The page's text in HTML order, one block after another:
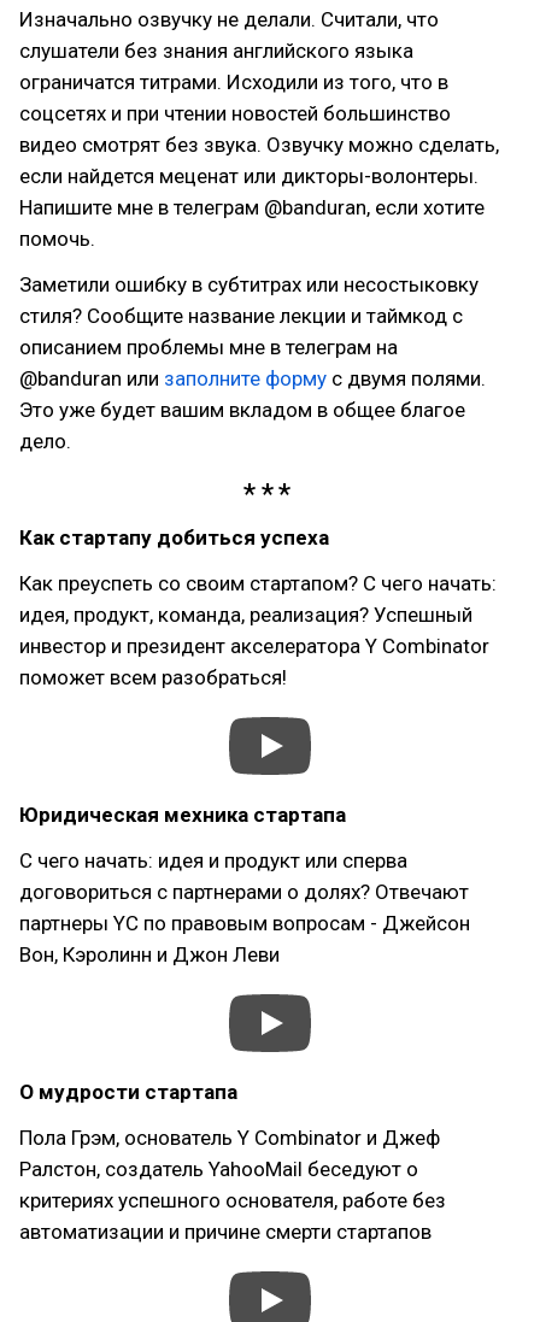
Изначально озвучку не делали. Считали, что
слушатели без знания английского языка
ограничатся титрами. Исходили из того, что в
соцсетях и при чтении новостей большинство
видео смотрят без звука. Озвучку можно сделать,
если найдется меценат или дикторы-волонтеры.
Напишите мне в телеграм @banduran, если хотите
помочь.
Заметили ошибку в субтитрах или несостыковку
стиля? Сообщите название лекции и таймкод с
описанием проблемы мне в телеграм на
@banduran или заполните форму с двумя полями.
Это уже будет вашим вкладом в общее благое
дело.
Как стартапу добиться успеха
Как преуспеть со своим стартапом? С чего начать:
идея, продукт, команда, реализация? Успешный
инвестор и президент акселератора Y Combinator
поможет всем разобраться!
Юридическая мехника стартапа
С чего начать: идея и продукт или сперва
договориться с партнерами о долях? Отвечают
партнеры YC по правовым вопросам - Джейсон
Вон, Кэролинн и Джон Леви
О мудрости стартапа
Пола Грэм, основатель Y Cоmbinator и Джеф
Ралстон, создатель YahooMail беседуют о
критериях успешного основателя, работе без
автоматизации и причине смерти стартапов